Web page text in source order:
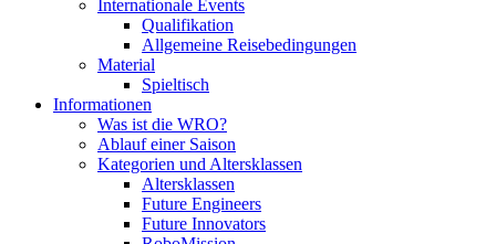
Internationale Events
Qualifikation
Allgemeine Reisebedingungen
Material
Spieltisch
Informationen
Was ist die WRO?
Ablauf einer Saison
Kategorien und Altersklassen
Altersklassen
Future Engineers
Future Innovators